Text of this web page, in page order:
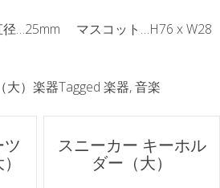
径…25mm マスコット…H76 x W28
大）楽器Tagged 楽器,音楽
スニーカー キーホル
ダー（大）